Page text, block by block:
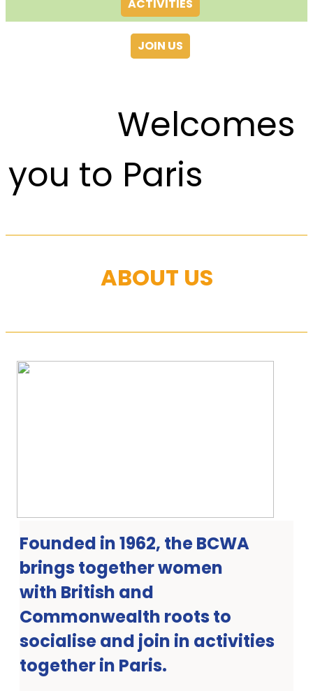
ACTIVITIES
JOIN US
Welcomes
you to Paris
ABOUT US
Founded in 1962, the BCWA
brings together women
with British and
Commonwealth roots to
socialise and join in activities
together in Paris.